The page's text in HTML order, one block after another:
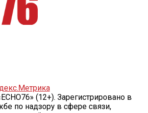
(12+). Зарегистрировано в
по надзору в сфере связи,